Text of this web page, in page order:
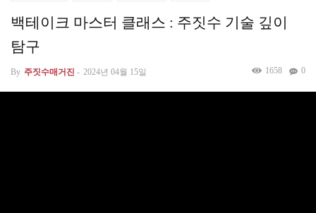
백테이크 마스터 클래스 : 주짓수 기술 깊이
탐구
By 주짓수매거진 - 2024년 04월 15일 0
1658